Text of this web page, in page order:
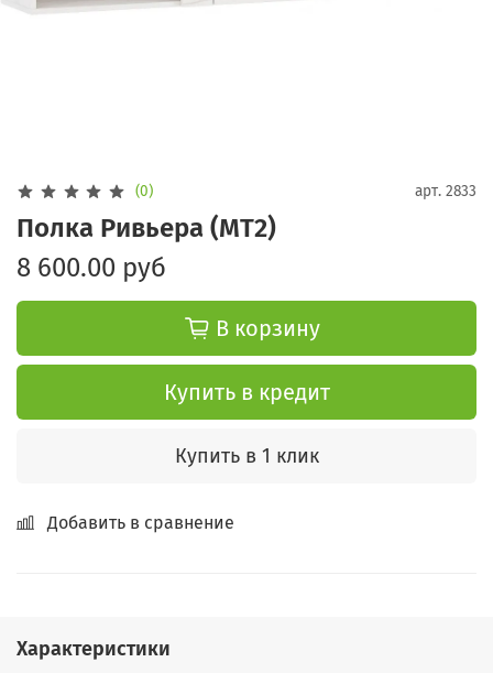
(0) арт. 2833
Полка Ривьера (МТ2)
8 600.00 руб
В корзину
Купить в кредит
Купить в 1 клик
Добавить в сравнение
Характеристики